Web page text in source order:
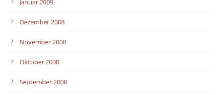
Januar 2009
Dezember 2008
November 2008
Oktober 2008
September 2008